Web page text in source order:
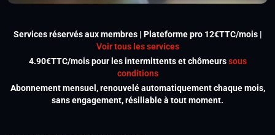
Services réservés aux membres | Plateforme pro 12€TTC/mois |
Voir tous les services
4.90€TTC/mois pour les intermittents et chômeurssous
conditions
Abonnement mensuel, renouvelé automatiquement chaque mois,
sans engagement, résiliable à tout moment.